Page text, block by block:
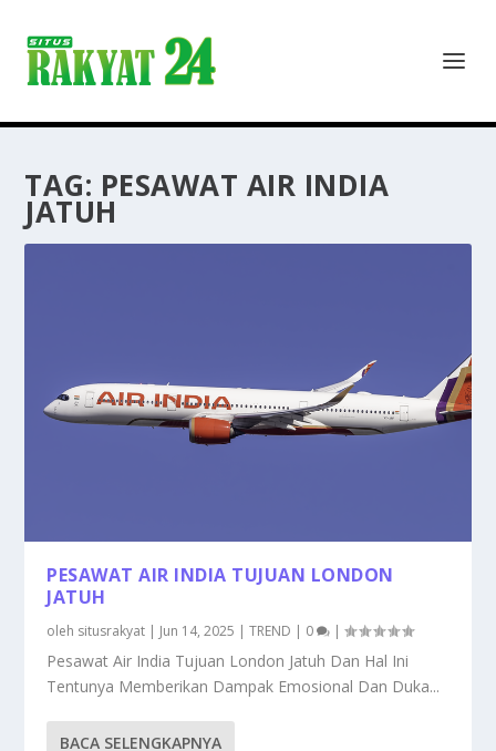
TAG: PESAWAT AIR INDIA
JATUH
PESAWAT AIR INDIA TUJUAN LONDON
JATUH
oleh situsrakyat | Jun 14, 2025 |TREND | 0 |
Pesawat Air India Tujuan London Jatuh Dan Hal Ini
Tentunya Memberikan Dampak Emosional Dan Duka...
BACA SELENGKAPNYA